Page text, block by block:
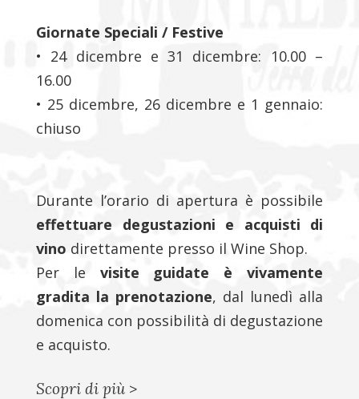
Giornate Speciali / Festive
• 24 dicembre e 31 dicembre: 10.00 –
16.00
• 25 dicembre, 26 dicembre e 1 gennaio:
chiuso
Durante l’orario di apertura è possibile
effettuare degustazioni e acquisti di
vino direttamente presso il Wine Shop.
Per le visite guidate è vivamente
gradita la prenotazione, dal lunedì alla
domenica con possibilità di degustazione
e acquisto.
Scopri di più >